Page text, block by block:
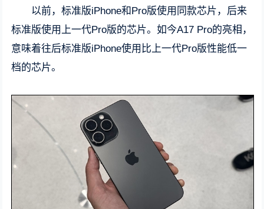
以前，标准版iPhone和Pro版使用同款芯片，后来
标准版使用上一代Pro版的芯片。如今A17 Pro的亮相，
意味着往后标准版iPhone使用比上一代Pro版性能低一
档的芯片。